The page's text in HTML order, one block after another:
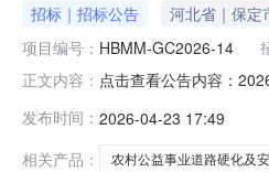
招标｜招标公告 河北省｜保定
项目编号： HBMM-GC2026-14
正文内容： 点击查看公告内容：
发布时间： 2026-04-23 17:49
相关产品：
农村公益事业道路硬化及